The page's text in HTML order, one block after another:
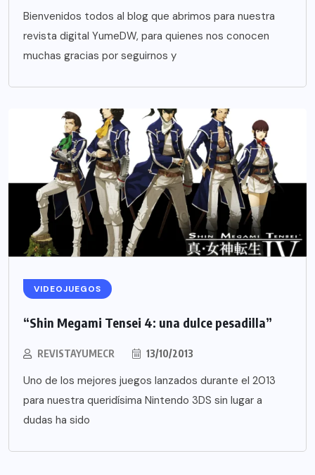
Bienvenidos todos al blog que abrimos para nuestra
revista digital YumeDW, para quienes nos conocen
muchas gracias por seguirnos y
VIDEOJUEGOS
“Shin Megami Tensei 4: una dulce pesadilla”
REVISTAYUMECR 13/10/2013
Uno de los mejores juegos lanzados durante el 2013
para nuestra queridísima Nintendo 3DS sin lugar a
dudas ha sido